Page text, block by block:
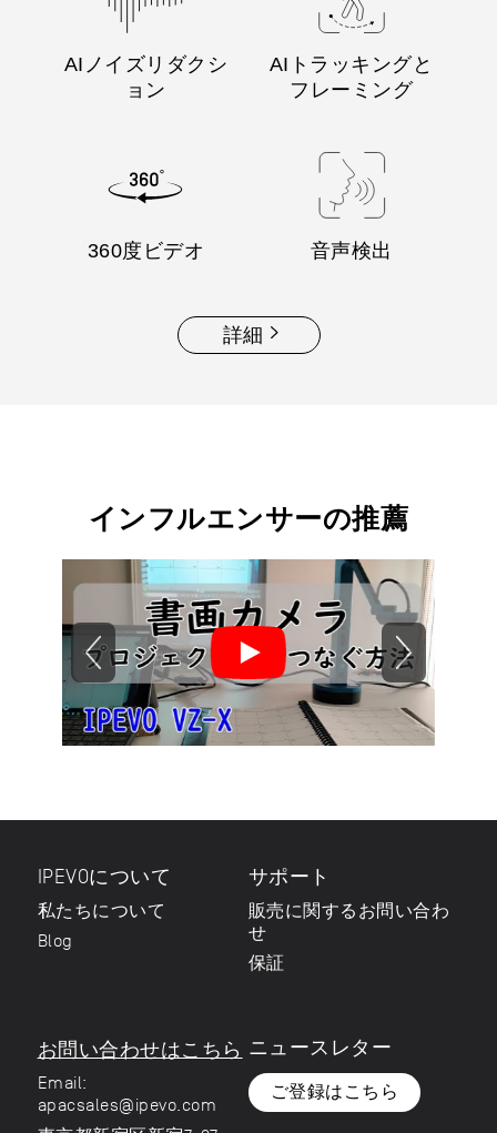
AIノイズリダクシ
ョン
AIトラッキングと
フレーミング
360度ビデオ 音声検出
詳細
インフルエンサーの推薦
IPEVOについて
私たちについて
Blog
サポート
販売に関するお問い合わ
せ
保証
お問い合わせはこちら
Email:
apacsales@ipevo.com
ニュースレター
ご登録はこちら